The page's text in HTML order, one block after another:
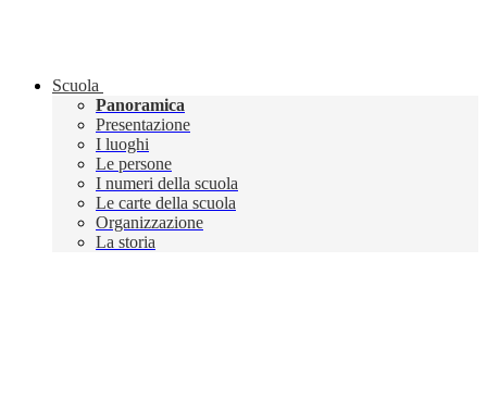
Scuola
Panoramica
Presentazione
I luoghi
Le persone
I numeri della scuola
Le carte della scuola
Organizzazione
La storia